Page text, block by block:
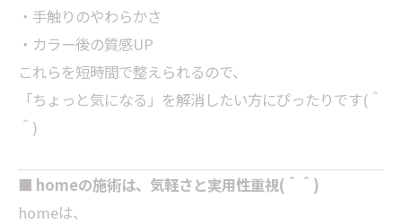
・手触りのやわらかさ
・カラー後の質感UP
これらを短時間で整えられるので、
「ちょっと気になる」を解消したい方にぴったりです(＾
＾)
■ homeの施術は、気軽さと実用性重視(＾＾)
homeは、